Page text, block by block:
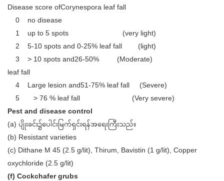
Disease score ofCorynespora leaf fall
0 no disease
1 up to 5 spots (very light)
2 5-10 spots and 0-25% leaf fall (light)
3 > 10 spots and26-50% (Moderate)
leaf fall
4 Large lesion and51-75% leaf fall (Severe)
5 > 76 % leaf fall (Very severe)
Pest and disease control
(a) ပျိုးခင်း၌ပေါင်းမြက်ရှင်းရန်အရေးကြီးသည်။
(b) Resistant varieties
(c) Dithane M 45 (2.5 g/lit), Thirum, Bavistin (1 g/lit), Copper
oxychloride (2.5 g/lit)
(f) Cockchafer grubs